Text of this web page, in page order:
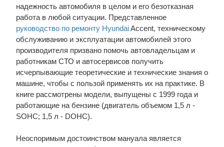
надежность автомобиля в целом и его безотказная
работа в любой ситуации. Представленное
руководство по ремонту HyundaiAccent, техническому
обслуживанию и эксплуатации автомобилей этого
производителя призвано помочь автовладельцам и
работникам СТО и автосервисов получить
исчерпывающие теоретические и технические знания о
машине, чтобы с пользой применять их на практике. В
книге рассмотрены модели, выпущены с 1999 года и
работающие на бензине (двигатель объемом 1,5 л -
SOHC; 1,5 л - DOHC).
Неоспоримым достоинством мануала является